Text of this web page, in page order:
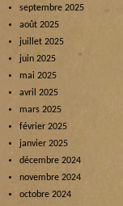
septembre 2025
août 2025
juillet 2025
juin 2025
mai 2025
avril 2025
mars 2025
février 2025
janvier 2025
décembre 2024
novembre 2024
octobre 2024